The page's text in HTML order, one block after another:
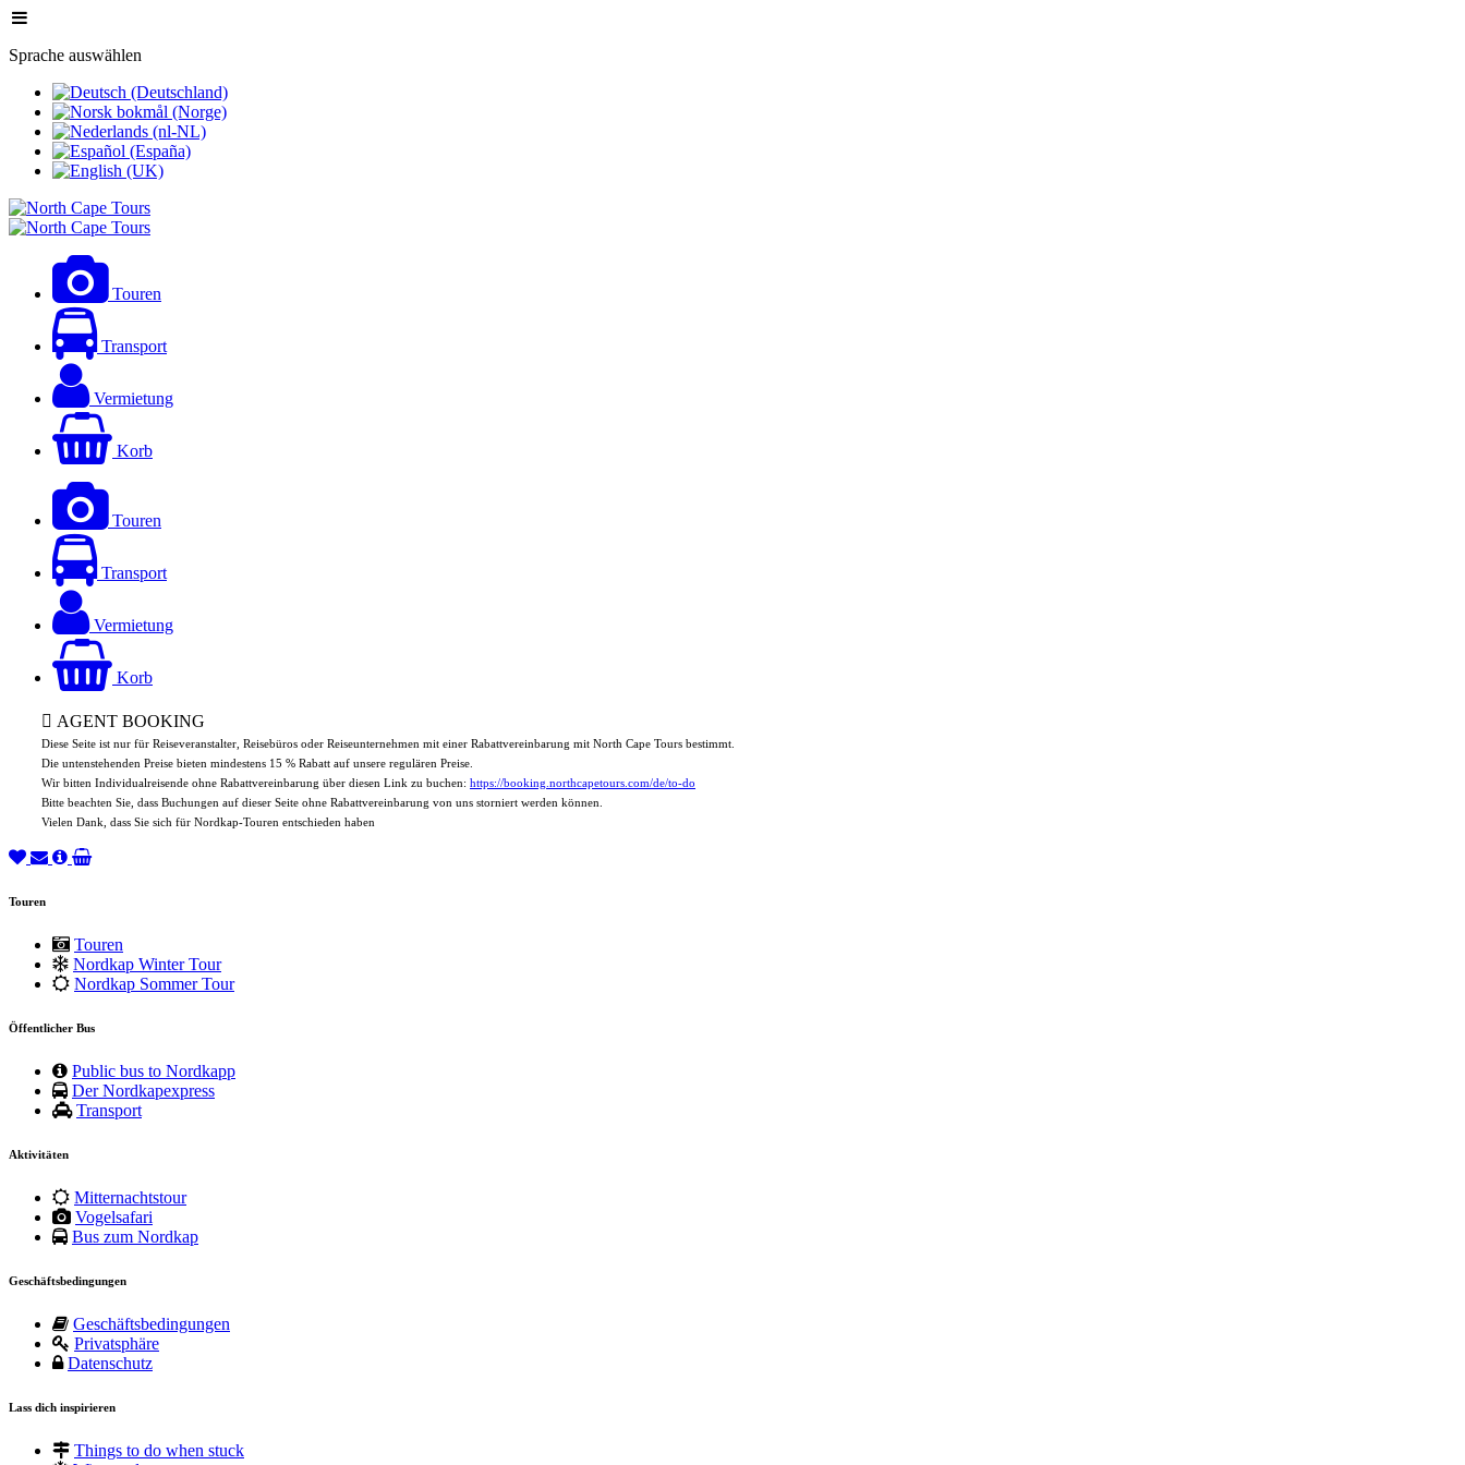
Sprache auswählen
Touren
Transport
Vermietung
Korb
Touren
Transport
Vermietung
Korb
AGENT BOOKING
Diese Seite ist nur für Reiseveranstalter, Reisebüros oder Reiseunternehmen mit einer Rabattvereinbarung mit North Cape Tours bestimmt.
Die untenstehenden Preise bieten mindestens 15 % Rabatt auf unsere regulären Preise.
Wir bitten Individualreisende ohne Rabattvereinbarung über diesen Link zu buchen: https://booking.northcapetours.com/de/to-do
Bitte beachten Sie, dass Buchungen auf dieser Seite ohne Rabattvereinbarung von uns storniert werden können.
Vielen Dank, dass Sie sich für Nordkap-Touren entschieden haben
Touren
Touren
Nordkap Winter Tour
Nordkap Sommer Tour
Öffentlicher Bus
Public bus to Nordkapp
Der Nordkapexpress
Transport
Aktivitäten
Mitternachtstour
Vogelsafari
Bus zum Nordkap
Geschäftsbedingungen
Geschäftsbedingungen
Privatsphäre
Datenschutz
Lass dich inspirieren
Things to do when stuck